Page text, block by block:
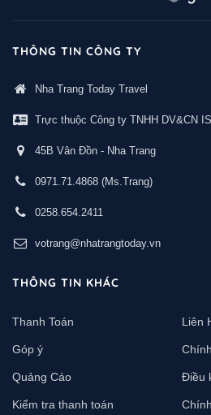
THÔNG TIN CÔNG TY
Nha Trang Today Travel
Trực thuộc Công ty TNHH DV&CN
45B Vân Đồn - Nha Trang
0971.71.4868 (Ms.Trang)
0258.654.2411
votrang@nhatrangtoday.vn
THÔNG TIN KHÁC
Thanh Toán Liên
Góp ý
Quảng Cáo Điều
Kiểm tra thanh toán